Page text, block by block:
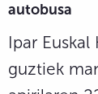
autobusa
Ipar
guztiek